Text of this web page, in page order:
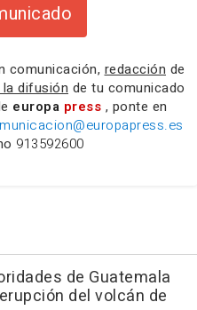
comunicación, redacción de
difusión de tu comunicado
europa press , ponte en
913592600
de Guatemala
del volcán de